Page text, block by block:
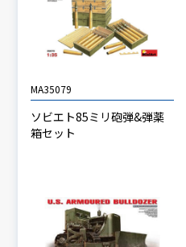
MA35079
ソビエト85ミリ砲弾&弾薬
箱セット